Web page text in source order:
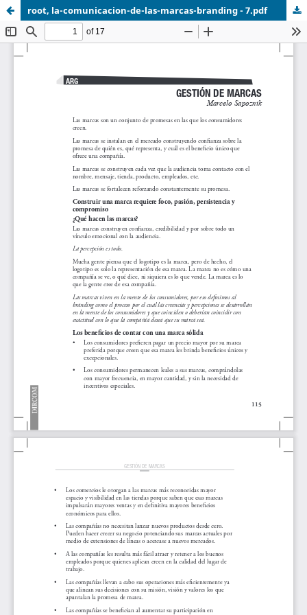
root, la-comunicacion-de-las-marcas-branding - 7.pdf